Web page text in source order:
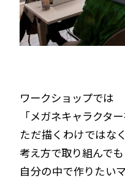
ワークショップでは
「メガネキャラクタ
ただ描くわけではな
考え方で取り組んでも
自分の中で作りたい